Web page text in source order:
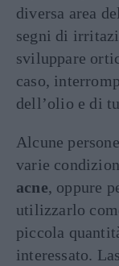
diversa area
segni di
sviluppare
caso,
dell’olio e di
Alcune
varie
acne, oppure
utilizzarlo
piccola
interessato.